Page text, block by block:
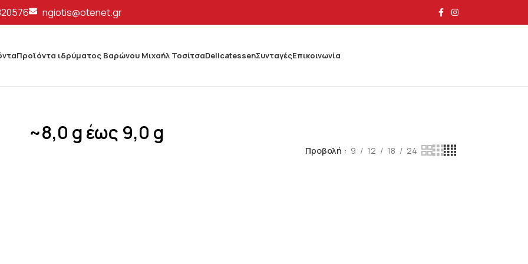
ngiotis@otenet.gr
Προϊόντα ιδρύματος Βαρώνου Μιχαήλ ΤοσίτσαDelicatessenΣυνταγέςΕπικοινωνία
~8,0 g έως 9,0 g
Προβολή 9 12 18 24